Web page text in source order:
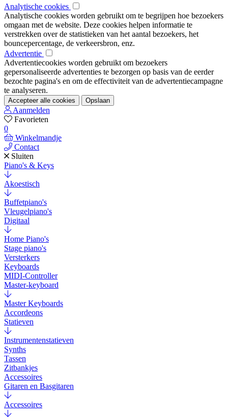
Analytische cookies
Analytische cookies worden gebruikt om te begrijpen hoe bezoekers
omgaan met de website. Deze cookies helpen informatie te
verstrekken over de statistieken van het aantal bezoekers, het
bouncepercentage, de verkeersbron, enz.
Advertentie
Advertentiecookies worden gebruikt om bezoekers
gepersonaliseerde advertenties te bezorgen op basis van de eerder
bezochte pagina's en om de effectiviteit van de advertentiecampagne
te analyseren.
Accepteer alle cookies Opslaan
Aanmelden
Favorieten
0
Winkelmandje
Contact
Sluiten
Piano's & Keys
Akoestisch
Buffetpiano's
Vleugelpiano's
Digitaal
Home Piano's
Stage piano's
Versterkers
Keyboards
MIDI-Controller
Master-keyboard
Master Keyboards
Accordeons
Statieven
Instrumentenstatieven
Synths
Tassen
Zitbankjes
Accessoires
Gitaren en Basgitaren
Accessoires